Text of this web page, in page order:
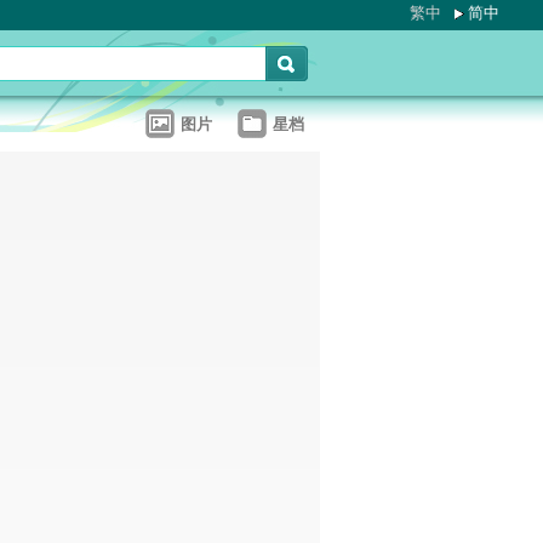
繁中 简中
图片 星档